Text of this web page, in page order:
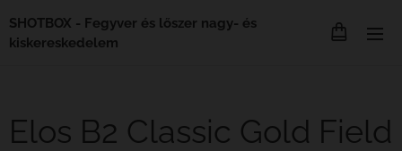
SHOTBOX - Fegyver és lőszer nagy- és
kiskereskedelem
Elos B2 Classic Gold Field